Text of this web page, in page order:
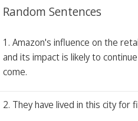
Random Sentences
1. Amazon's influence on the
and its impact is likely to
come.
2. They have lived in this city for